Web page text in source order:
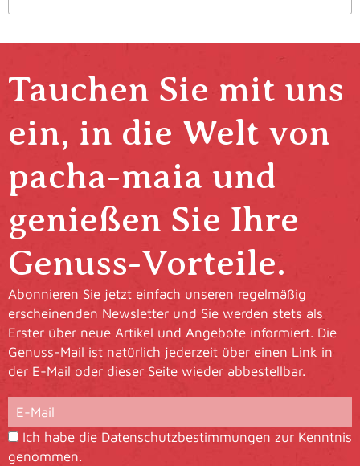
Tauchen Sie mit uns
ein, in die Welt von
pacha-maia und
genießen Sie Ihre
Genuss-Vorteile.
Abonnieren Sie jetzt einfach unseren regelmäßig
erscheinenden Newsletter und Sie werden stets als
Erster über neue Artikel und Angebote informiert. Die
Genuss-Mail ist natürlich jederzeit über einen Link in
der E-Mail oder dieser Seite wieder abbestellbar.
Ich habe die Datenschutzbestimmungen zur Kenntnis
genommen.